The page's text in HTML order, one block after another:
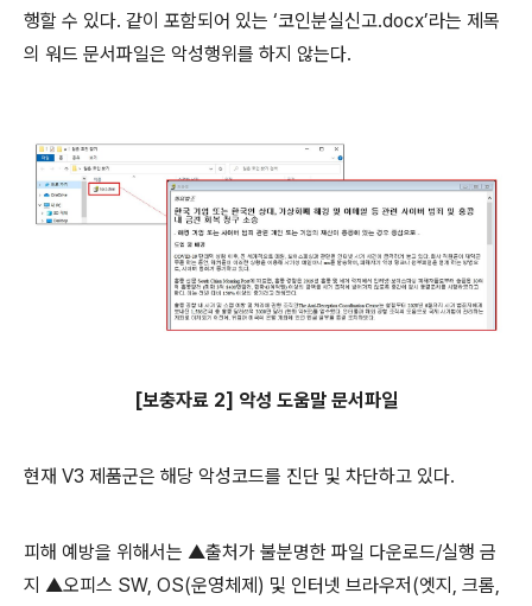
행할 수 있다. 같이 포함되어 있는 ‘코인분실신고.docx’라는 제목
의 워드 문서파일은 악성행위를 하지 않는다.
[보충자료 2] 악성 도움말 문서파일
현재 V3 제품군은 해당 악성코드를 진단 및 차단하고 있다.
피해 예방을 위해서는 ▲출처가 불분명한 파일 다운로드/실행 금
지 ▲오피스 SW, OS(운영체제 ) 및 인터넷 브라우저 (엣지 , 크롬,